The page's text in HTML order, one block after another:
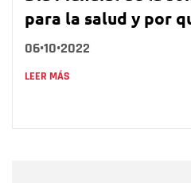
para la salud y por
06•10•2022
LEER MÁS